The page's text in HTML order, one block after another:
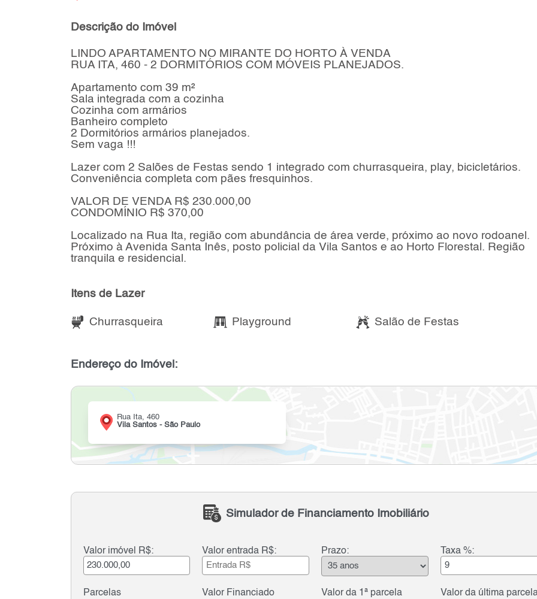
Descrição do Imóvel
LINDO APARTAMENTO NO MIRANTE DO HORTO À VENDA
RUA ITA, 460 - 2 DORMITÓRIOS COM MÓVEIS PLANEJADOS.
Apartamento com 39 m²
Sala integrada com a cozinha
Cozinha com armários
Banheiro completo
2 Dormitórios armários planejados.
Sem vaga !!!
Lazer com 2 Salões de Festas sendo 1 integrado com churrasqueira, play, bicicletários.
Conveniência completa com pães fresquinhos.
VALOR DE VENDA R$ 230.000,00
CONDOMÍNIO R$ 370,00
Localizado na Rua Ita, região com abundância de área verde, próximo ao novo rodoanel.
Próximo à Avenida Santa Inês, posto policial da Vila Santos e ao Horto Florestal. Região
tranquila e residencial.
Itens de Lazer
Churrasqueira Playground Salão de Festas
Endereço do Imóvel:
Rua Ita, 460
Vila Santos - São Paulo
Simulador de Financiamento Imobiliário
Valor imóvel R$: Valor entrada R$: Prazo: Taxa %:
Parcelas Valor Financiado Valor da 1ª parcela Valor da última